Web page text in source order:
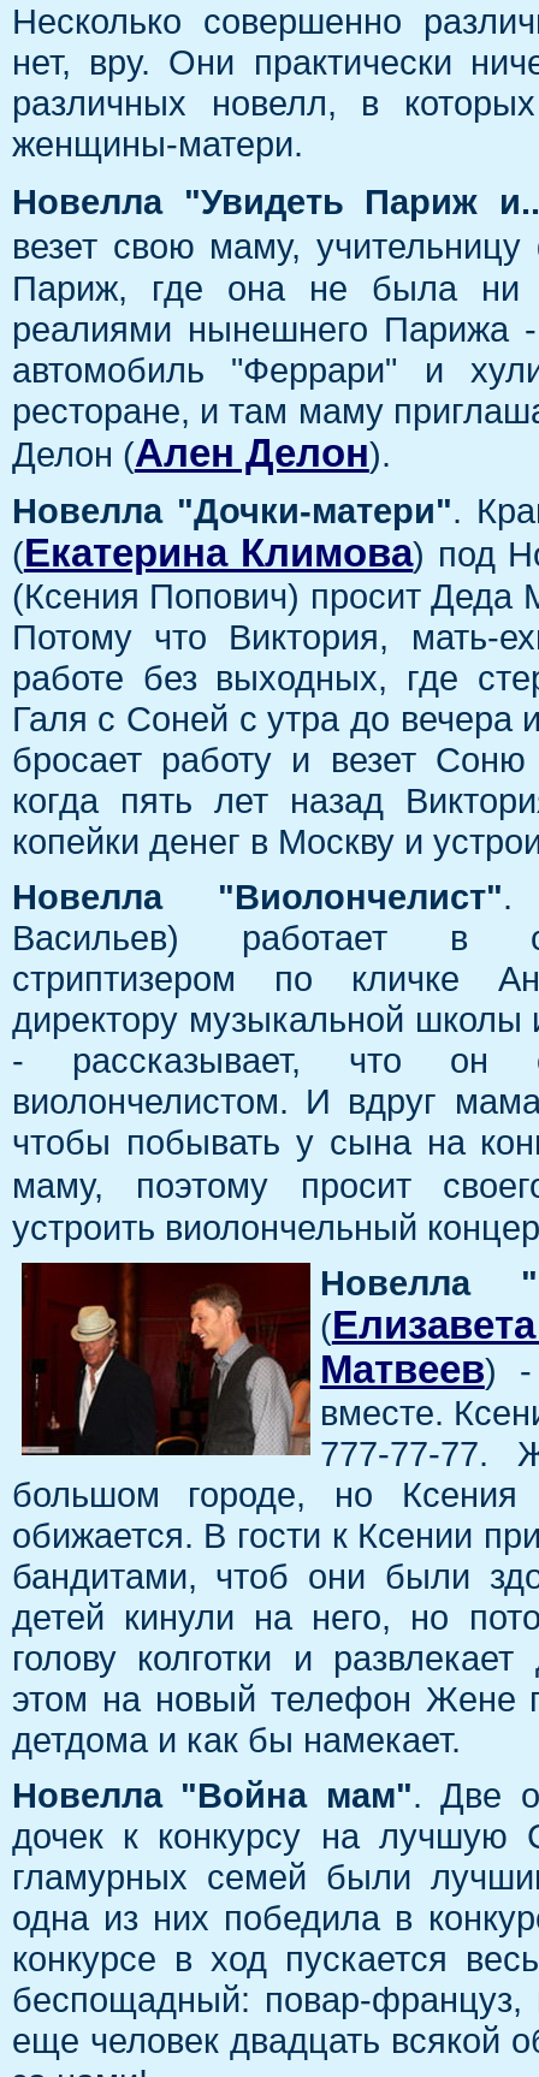
Несколько совершенно
нет, вру. Они практически
различных новелл, в
женщины-матери.
Новелла "Увидеть Париж
везет свою маму, учительницу
Париж, где она не была ни
реалиями нынешнего Парижа -
автомобиль "Феррари" и
ресторане, и там маму
Делон (Ален Делон).
Новелла "Дочки-матери".
(Екатерина Климова) под
(Ксения Попович) просит
Потому что Виктория, мать-
работе без выходных, где
Галя с Соней с утра до вечера
бросает работу и везет
когда пять лет назад
копейки денег в Москву и
Новелла "Виолончелист".
Васильев) работает в
стриптизером по кличке
директору музыкальной школы
- рассказывает, что он
виолончелистом. И вдруг
чтобы побывать у сына на
маму, поэтому просит
устроить виолончельный
Новелла
(
Матвеев) -
вместе.
777-77-77.
большом городе, но Ксения
обижается. В гости к Ксении
бандитами, чтоб они были
детей кинули на него, но
голову колготки и
этом на новый телефон Жене
детдома и как бы намекает.
Новелла "Война мам". Две
дочек к конкурсу на лучшую
гламурных семей были
одна из них победила в
конкурсе в ход пускается
беспощадный: повар-француз,
еще человек двадцать всякой